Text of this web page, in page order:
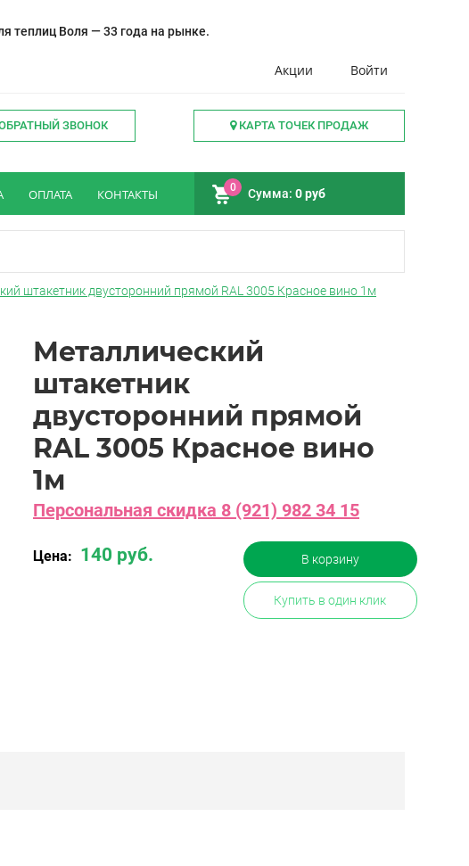
теплиц Воля — 33 года на рынке.
Акции Войти
КАРТА ТОЧЕК ПРОДАЖ
ЗВОНОК
ОПЛАТА КОНТАКТЫ 0 Сумма: 0 руб
штакетник двусторонний прямой RAL 3005 Красное вино 1м
Металлический
штакетник
двусторонний прямой
RAL 3005 Красное вино
1м
Персональная скидка 8 (921) 982 34 15
Цена: 140 руб. В корзину
Купить в один клик